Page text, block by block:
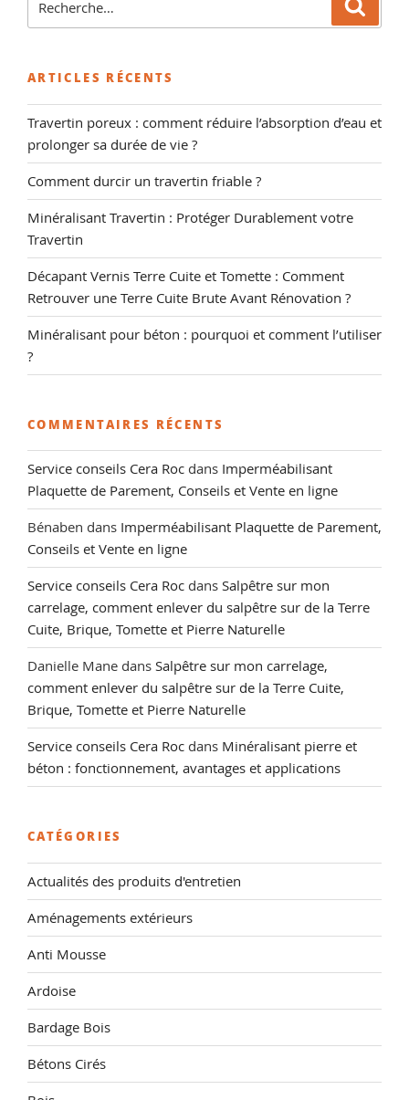
pour
ARTICLES RÉCENTS
Travertin poreux : comment réduire l’absorption d’eau et
prolonger sa durée de vie ?
Comment durcir un travertin friable ?
Minéralisant Travertin : Protéger Durablement votre
Travertin
Décapant Vernis Terre Cuite et Tomette : Comment
Retrouver une Terre Cuite Brute Avant Rénovation ?
Minéralisant pour béton : pourquoi et comment l’utiliser
?
COMMENTAIRES RÉCENTS
Service conseils Cera Roc dans Imperméabilisant
Plaquette de Parement, Conseils et Vente en ligne
Bénaben dans Imperméabilisant Plaquette de Parement,
Conseils et Vente en ligne
Service conseils Cera Roc dans Salpêtre sur mon
carrelage, comment enlever du salpêtre sur de la Terre
Cuite, Brique, Tomette et Pierre Naturelle
Danielle Mane dans Salpêtre sur mon carrelage,
comment enlever du salpêtre sur de la Terre Cuite,
Brique, Tomette et Pierre Naturelle
Service conseils Cera Roc dans Minéralisant pierre et
béton : fonctionnement, avantages et applications
CATÉGORIES
Actualités des produits d'entretien
Aménagements extérieurs
Anti Mousse
Ardoise
Bardage Bois
Bétons Cirés